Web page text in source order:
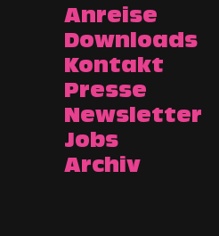
Anreise
Downloads
Kontakt
Presse
Newsletter
Jobs
Archiv